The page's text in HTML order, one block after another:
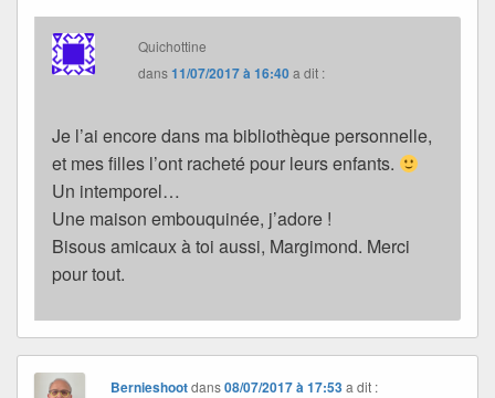
Quichottine
dans11/07/2017 à 16:40a dit :
Je l’ai encore dans ma bibliothèque personnelle,
et mes filles l’ont racheté pour leurs enfants.
Un intemporel…
Une maison embouquinée, j’adore !
Bisous amicaux à toi aussi, Margimond. Merci
pour tout.
Bernieshootdans08/07/2017 à 17:53 a dit :